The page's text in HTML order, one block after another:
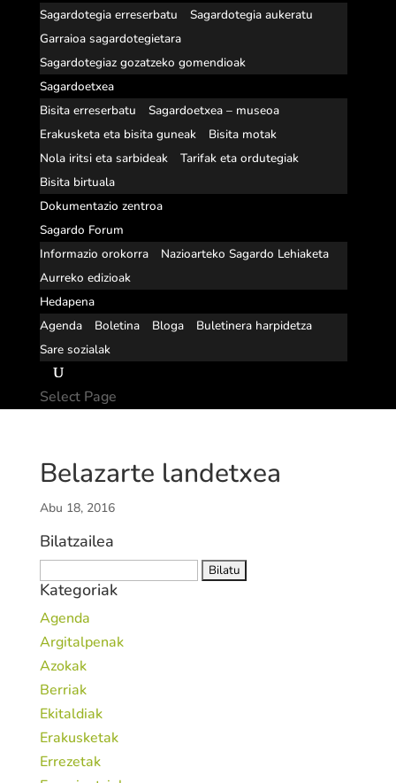
Sagardotegia erreserbatu
Sagardotegia aukeratu
Garraioa sagardotegietara
Sagardotegiaz gozatzeko gomendioak
Sagardoetxea
Bisita erreserbatu
Sagardoetxea – museoa
Erakusketa eta bisita guneak
Bisita motak
Nola iritsi eta sarbideak
Tarifak eta ordutegiak
Bisita birtuala
Dokumentazio zentroa
Sagardo Forum
Informazio orokorra
Nazioarteko Sagardo Lehiaketa
Aurreko edizioak
Hedapena
Agenda
Boletina Bloga
Buletinera harpidetza
Sare sozialak
Select Page
Belazarte landetxea
Abu 18, 2016
Bilatzailea
Kategoriak
Agenda
Argitalpenak
Azokak
Berriak
Ekitaldiak
Erakusketak
Errezetak